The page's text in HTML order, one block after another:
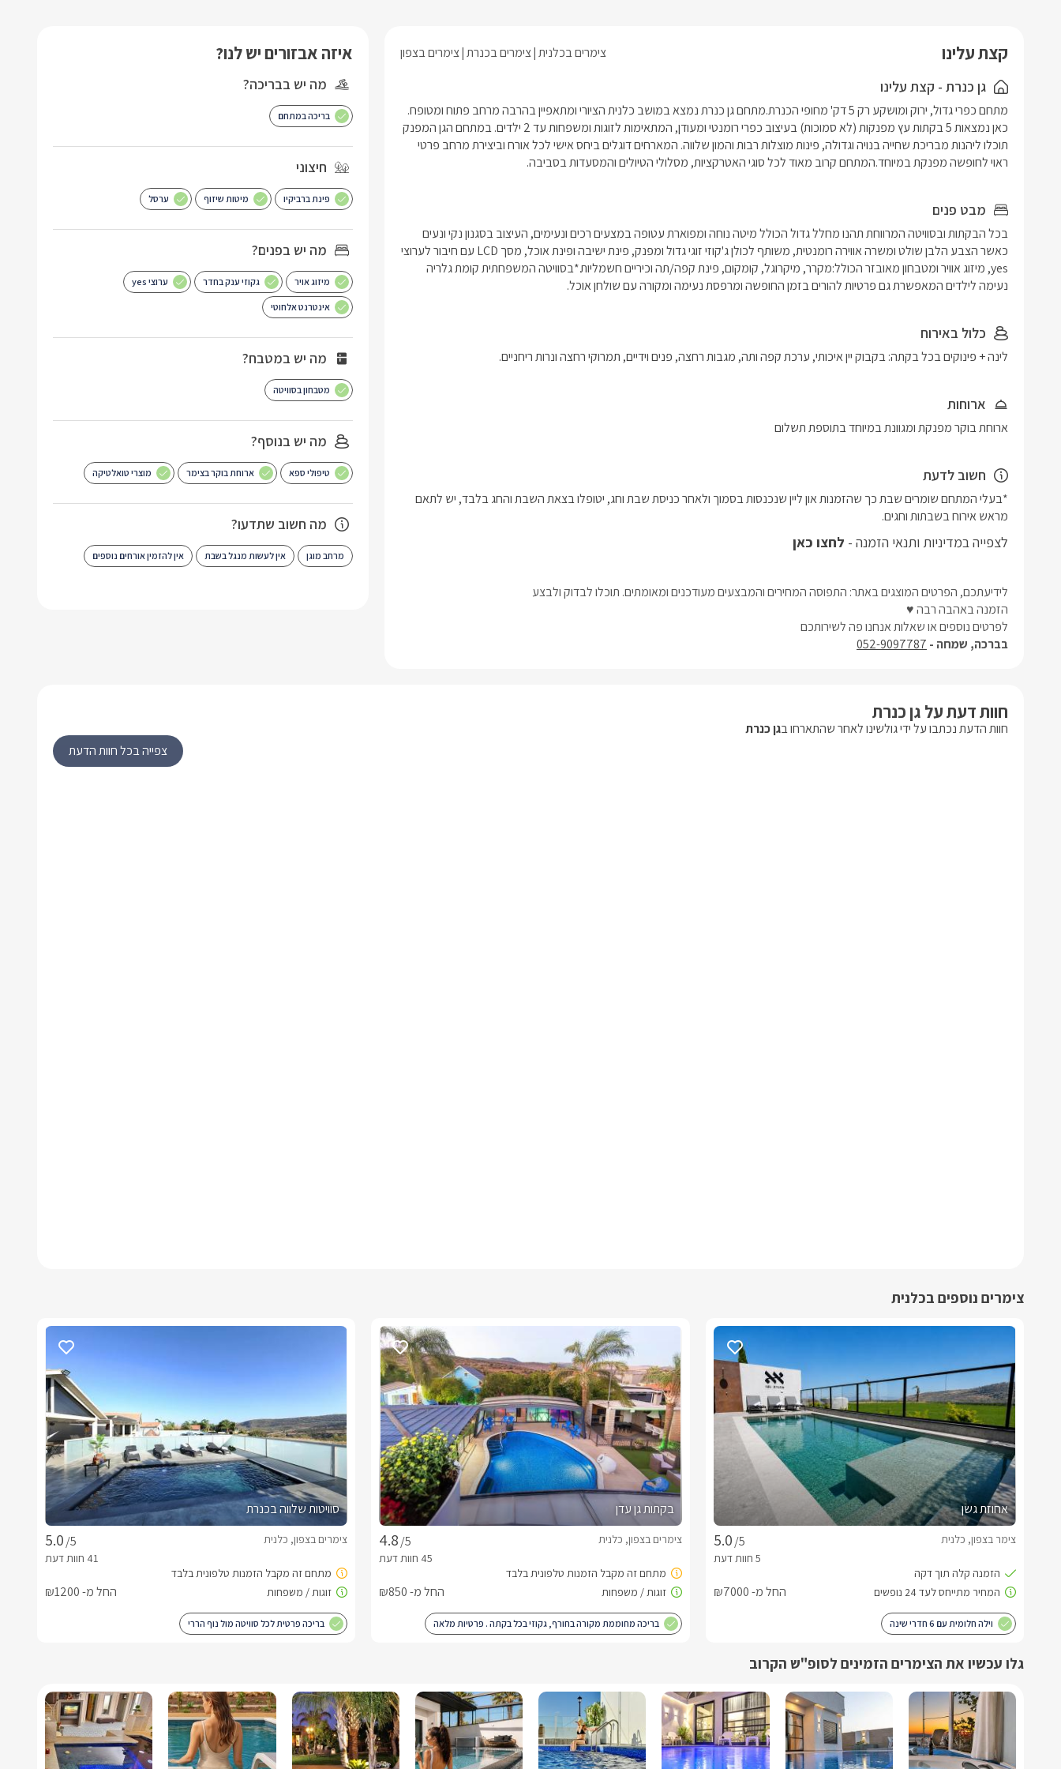
קצת עלינו צימרים בכלנית צימרים בכנרת צימרים בצפון
גן כנרת - קצת עלינו
ראוי לחופשה מפנקת במיוחד.המתחם קרוב מאוד לכל סוגי האטרקציות, מסלולי הטיולים והמסעדות בסביבה.
מבט פנים
נעימה לילדים המאפשרת גם פרטיות להורים בזמן החופשה ומרפסת נעימה ומקורה עם שולחן אוכל.
כלול באירוח
לינה + פינוקים בכל בקתה: בקבוק יין איכותי, ערכת קפה ותה, מגבות רחצה, פנים וידיים, תמרוקי רחצה ונרות ריחניים.
ארוחות
ארוחת בוקר מפנקת ומגוונת במיוחד בתוספת תשלום
חשוב לדעת
מראש אירוח בשבתות וחגים.
לצפייה במדיניות ותנאי הזמנה - לחצו כאן
לידיעתכם, הפרטים המוצגים באתר: התפוסה המחירים והמבצעים מעודכנים ומאומתים. תוכלו לבדוק ולבצע
הזמנה באהבה רבה ♥
לפרטים נוספים או שאלות אנחנו פה לשירותכם
בברכה, שמחה - 052-9097787
איזה אבזורים יש לנו?
מה יש בבריכה?
בריכה במתחם
חיצוני
פינת ברביקיו מיטות שיזוף ערסל
מה יש בפנים?
מיזוג אויר גקוזי ענק בחדר ערוצי yes
אינטרנט אלחוטי
מה יש במטבח?
מטבחון בסוויטה
מה יש בנוסף?
טיפולי ספא ארוחת בוקר בצימר מוצרי טואלטיקה
מה חשוב שתדעו?
מרחב מוגן אין לעשות מנגל בשבת אין להזמין אורחים נוספים
חוות דעת על גן כנרת
חוות הדעת נכתבו על ידי גולשינו לאחר שהתארחו בגן כנרת
צפייה בכל חוות הדעת
צימרים נוספים בכלנית
אחוזת גשן
/5
צימר בצפון, כלנית
החל מ- ₪7000
וילה חלומית עם 6 חדרי שינה
בקתות גן עדן
/5
צימרים בצפון, כלנית
החל מ- ₪850
בריכה מחוממת מקורה בחורף, גקוזי בכל בקתה . פרטיות מלאה
סוויטות שלווה בכנרת
/5
צימרים בצפון, כלנית
החל מ- ₪1200
בריכה פרטית לכל סוויטה מול נוף הררי
גלו עכשיו את הצימרים הזמינים לסופ"ש הקרוב